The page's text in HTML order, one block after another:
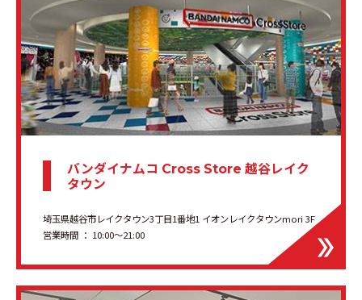
バンダイナムコ Cross Store 越谷レイク
タウン
埼玉県越谷市レイクタウン3丁目1番地1 イオンレイクタウンmori 3F
営業時間 ： 10:00〜21:00